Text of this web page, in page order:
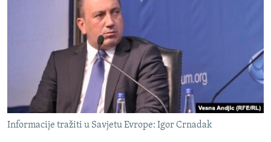
Informacije tražiti u Savjetu Evrope: Igor Crnadak